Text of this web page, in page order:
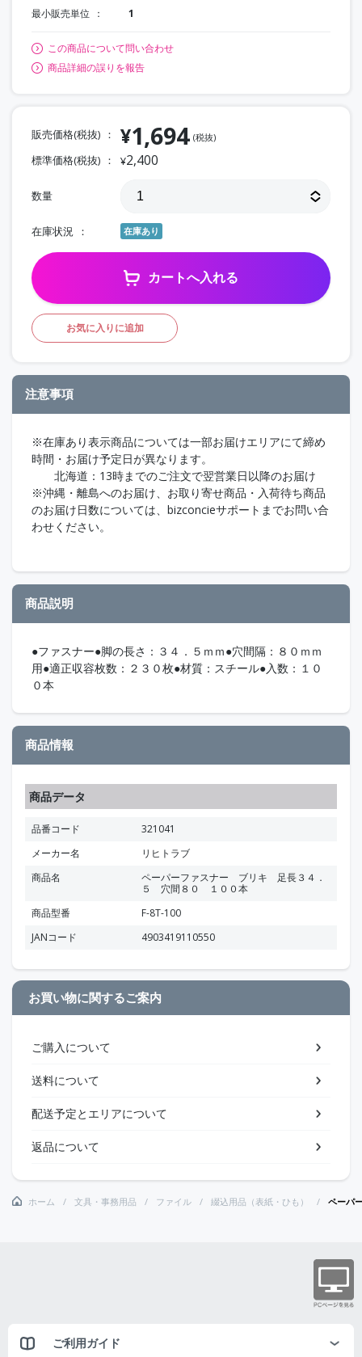
最小販売単位 1
この商品について問い合わせ
商品詳細の誤りを報告
販売価格(税抜) ¥1,694 (税抜)
標準価格(税抜) ¥2,400
数量
在庫状況 在庫あり
カートへ入れる
お気に入りに追加
注意事項
※在庫あり表示商品については一部お届けエリアにて締め
時間・お届け予定日が異なります。
北海道：13時までのご注文で翌営業日以降のお届け
※沖縄・離島へのお届け、お取り寄せ商品・入荷待ち商品
のお届け日数については、bizconcieサポートまでお問い合
わせください。
商品説明
●ファスナー●脚の長さ：３４．５ｍｍ●穴間隔：８０ｍｍ
用●適正収容枚数：２３０枚●材質：スチール●入数：１０
０本
商品情報
商品データ
品番コード
321041
メーカー名
リヒトラブ
商品名
ペーパーファスナー ブリキ 足長３４．
５ 穴間８０ １００本
商品型番
F-8T-100
JANコード
4903419110550
お買い物に関するご案内
ご購入について
送料について
配送予定とエリアについて
返品について
ホーム 文具・事務用品 ファイル 綴込用品（表紙・ひも） ペーパ
ご利用ガイド